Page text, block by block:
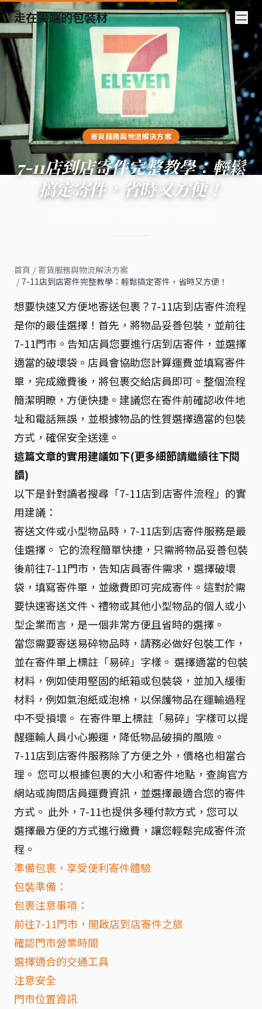
走在尖端的包裝材
寄貨服務與物流解決方案
7-11店到店寄件完整教學：輕鬆
搞定寄件，省時又方便！
首頁 / 寄貨服務與物流解決方案
/ 7-11店到店寄件完整教學：輕鬆搞定寄件，省時又方便！
想要快速又方便地寄送包裹？7-11店到店寄件流程
是你的最佳選擇！首先，將物品妥善包裝，並前往
7-11門市。告知店員您要進行店到店寄件，並選擇
適當的破壞袋。店員會協助您計算運費並填寫寄件
單，完成繳費後，將包裹交給店員即可。整個流程
簡潔明瞭，方便快捷。建議您在寄件前確認收件地
址和電話無誤，並根據物品的性質選擇適當的包裝
方式，確保安全送達。
這篇文章的實用建議如下(更多細節請繼續往下閱
讀)
以下是針對讀者搜尋「7-11店到店寄件流程」的實
用建議：
寄送文件或小型物品時，7-11店到店寄件服務是最
佳選擇。 它的流程簡單快捷，只需將物品妥善包裝
後前往7-11門市，告知店員寄件需求，選擇破壞
袋，填寫寄件單，並繳費即可完成寄件。這對於需
要快速寄送文件、禮物或其他小型物品的個人或小
型企業而言，是一個非常方便且省時的選擇。
當您需要寄送易碎物品時，請務必做好包裝工作，
並在寄件單上標註「易碎」字樣。 選擇適當的包裝
材料，例如使用堅固的紙箱或包裝袋，並加入緩衝
材料，例如氣泡紙或泡棉，以保護物品在運輸過程
中不受損壞。 在寄件單上標註「易碎」字樣可以提
醒運輸人員小心搬運，降低物品破損的風險。
7-11店到店寄件服務除了方便之外，價格也相當合
理。 您可以根據包裹的大小和寄件地點，查詢官方
網站或詢問店員運費資訊，並選擇最適合您的寄件
方式。 此外，7-11也提供多種付款方式，您可以
選擇最方便的方式進行繳費，讓您輕鬆完成寄件流
程。
準備包裹，享受便利寄件體驗
包裝準備：
包裹注意事項：
前往7-11門市，開啟店到店寄件之旅
確認門市營業時間
選擇適合的交通工具
注意安全
門市位置資訊